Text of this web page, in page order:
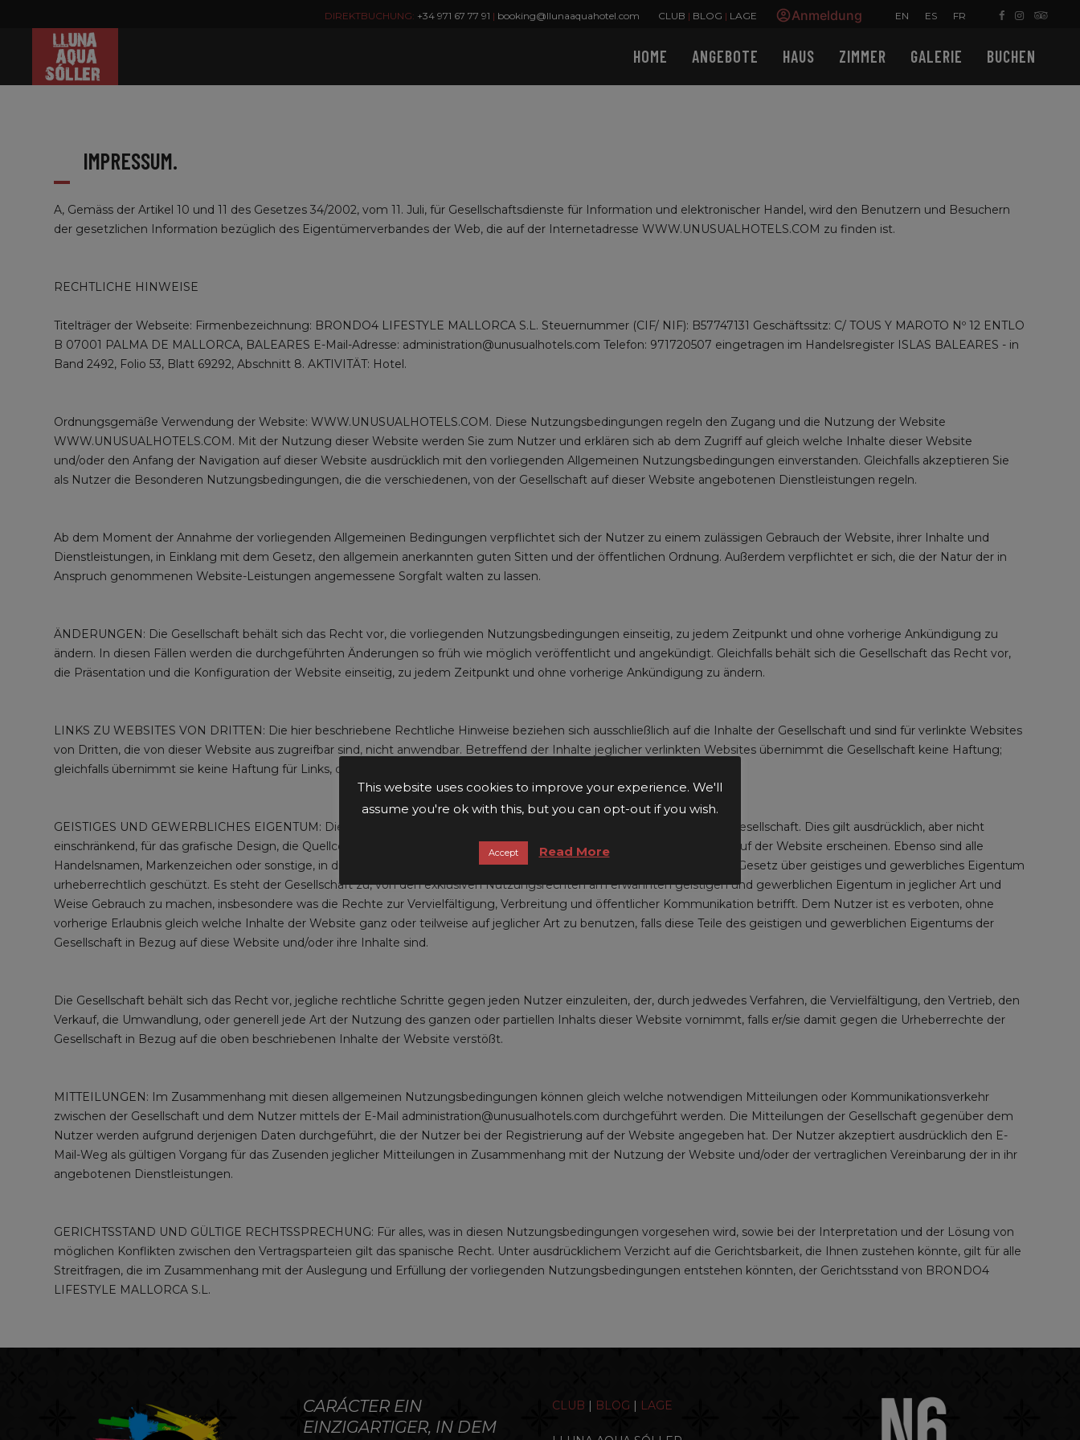
DIREKTBUCHUNG: +34 971 67 77 91 | booking@llunaaquahotel.com CLUB | BLOG | LAGE Anmeldung EN ES FR
HOME ANGEBOTE HAUS ZIMMER GALERIE BUCHEN
IMPRESSUM.
A, Gemäss der Artikel 10 und 11 des Gesetzes 34/2002, vom 11. Juli, für Gesellschaftsdienste für Information und elektronischer Handel, wird den Benutzern und Besuchern
der gesetzlichen Information bezüglich des Eigentümerverbandes der Web, die auf der Internetadresse WWW.UNUSUALHOTELS.COM zu finden ist.
RECHTLICHE HINWEISE
Titelträger der Webseite: Firmenbezeichnung: BRONDO4 LIFESTYLE MALLORCA S.L. Steuernummer (CIF/ NIF): B57747131 Geschäftssitz: C/ TOUS Y MAROTO Nº 12 ENTLO
B 07001 PALMA DE MALLORCA, BALEARES E-Mail-Adresse: administration@unusualhotels.com Telefon: 971720507 eingetragen im Handelsregister ISLAS BALEARES - in
Band 2492, Folio 53, Blatt 69292, Abschnitt 8. AKTIVITÄT: Hotel.
Ordnungsgemäße Verwendung der Website: WWW.UNUSUALHOTELS.COM. Diese Nutzungsbedingungen regeln den Zugang und die Nutzung der Website
WWW.UNUSUALHOTELS.COM. Mit der Nutzung dieser Website werden Sie zum Nutzer und erklären sich ab dem Zugriff auf gleich welche Inhalte dieser Website
und/oder den Anfang der Navigation auf dieser Website ausdrücklich mit den vorliegenden Allgemeinen Nutzungsbedingungen einverstanden. Gleichfalls akzeptieren Sie
als Nutzer die Besonderen Nutzungsbedingungen, die die verschiedenen, von der Gesellschaft auf dieser Website angebotenen Dienstleistungen regeln.
Ab dem Moment der Annahme der vorliegenden Allgemeinen Bedingungen verpflichtet sich der Nutzer zu einem zulässigen Gebrauch der Website, ihrer Inhalte und
Dienstleistungen, in Einklang mit dem Gesetz, den allgemein anerkannten guten Sitten und der öffentlichen Ordnung. Außerdem verpflichtet er sich, die der Natur der in
Anspruch genommenen Website-Leistungen angemessene Sorgfalt walten zu lassen.
ÄNDERUNGEN: Die Gesellschaft behält sich das Recht vor, die vorliegenden Nutzungsbedingungen einseitig, zu jedem Zeitpunkt und ohne vorherige Ankündigung zu
ändern. In diesen Fällen werden die durchgeführten Änderungen so früh wie möglich veröffentlicht und angekündigt. Gleichfalls behält sich die Gesellschaft das Recht vor,
die Präsentation und die Konfiguration der Website einseitig, zu jedem Zeitpunkt und ohne vorherige Ankündigung zu ändern.
LINKS ZU WEBSITES VON DRITTEN: Die hier beschriebene Rechtliche Hinweise beziehen sich ausschließlich auf die Inhalte der Gesellschaft und sind für verlinkte Websites
von Dritten, die von dieser Website aus zugreifbar sind, nicht anwendbar. Betreffend der Inhalte jeglicher verlinkten Websites übernimmt die Gesellschaft keine Haftung;
gleichfalls übernimmt sie keine Haftung für Links, die auf den verknüpften Seiten zu finden sind.
GEISTIGES UND GEWERBLICHES EIGENTUM: Die exklusive Rechtsinhaberschaft aller Inhalte der Website liegt bei der Gesellschaft. Dies gilt ausdrücklich, aber nicht
einschränkend, für das grafische Design, die Quellcodes, Logos, Texte, Grafiken, Illustrationen und sonstige Elemente, die auf der Website erscheinen. Ebenso sind alle
Handelsnamen, Markenzeichen oder sonstige, in dieser Website enthaltene Erkennungsmerkmale jeder Art gemäß dem Gesetz über geistiges und gewerbliches Eigentum
urheberrechtlich geschützt. Es steht der Gesellschaft zu, von den exklusiven Nutzungsrechten am erwähnten geistigen und gewerblichen Eigentum in jeglicher Art und
Weise Gebrauch zu machen, insbesondere was die Rechte zur Vervielfältigung, Verbreitung und öffentlicher Kommunikation betrifft. Dem Nutzer ist es verboten, ohne
vorherige Erlaubnis gleich welche Inhalte der Website ganz oder teilweise auf jeglicher Art zu benutzen, falls diese Teile des geistigen und gewerblichen Eigentums der
Gesellschaft in Bezug auf diese Website und/oder ihre Inhalte sind.
Die Gesellschaft behält sich das Recht vor, jegliche rechtliche Schritte gegen jeden Nutzer einzuleiten, der, durch jedwedes Verfahren, die Vervielfältigung, den Vertrieb, den
Verkauf, die Umwandlung, oder generell jede Art der Nutzung des ganzen oder partiellen Inhalts dieser Website vornimmt, falls er/sie damit gegen die Urheberrechte der
Gesellschaft in Bezug auf die oben beschriebenen Inhalte der Website verstößt.
MITTEILUNGEN: Im Zusammenhang mit diesen allgemeinen Nutzungsbedingungen können gleich welche notwendigen Mitteilungen oder Kommunikationsverkehr
zwischen der Gesellschaft und dem Nutzer mittels der E-Mail administration@unusualhotels.com durchgeführt werden. Die Mitteilungen der Gesellschaft gegenüber dem
Nutzer werden aufgrund derjenigen Daten durchgeführt, die der Nutzer bei der Registrierung auf der Website angegeben hat. Der Nutzer akzeptiert ausdrücklich den E-
Mail-Weg als gültigen Vorgang für das Zusenden jeglicher Mitteilungen in Zusammenhang mit der Nutzung der Website und/oder der vertraglichen Vereinbarung der in ihr
angebotenen Dienstleistungen.
GERICHTSSTAND UND GÜLTIGE RECHTSSPRECHUNG: Für alles, was in diesen Nutzungsbedingungen vorgesehen wird, sowie bei der Interpretation und der Lösung von
möglichen Konflikten zwischen den Vertragsparteien gilt das spanische Recht. Unter ausdrücklichem Verzicht auf die Gerichtsbarkeit, die Ihnen zustehen könnte, gilt für alle
Streitfragen, die im Zusammenhang mit der Auslegung und Erfüllung der vorliegenden Nutzungsbedingungen entstehen könnten, der Gerichtsstand von BRONDO4
LIFESTYLE MALLORCA S.L.
CARÁCTER EIN
EINZIGARTIGER, IN DEM
CLUB | BLOG | LAGE
This website uses cookies to improve your experience. We'll
assume you're ok with this, but you can opt-out if you wish.
Accept Read More